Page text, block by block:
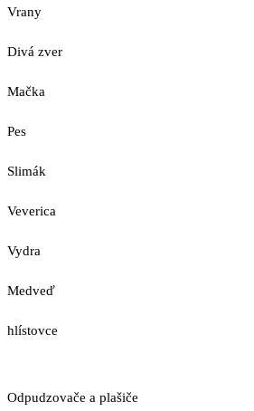
Vrany
Divá zver
Mačka
Pes
Slimák
Veverica
Vydra
Medveď
hlístovce
Odpudzovače a plašiče